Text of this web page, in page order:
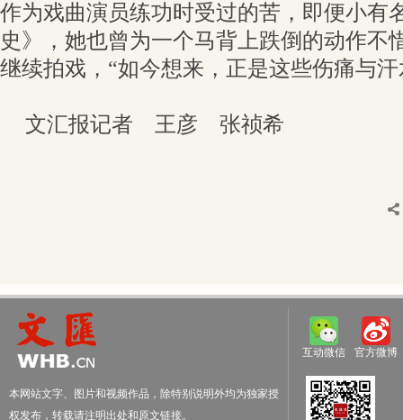
作为戏曲演员练功时受过的苦，即便小
史》，她也曾为一个马背上跌倒的动作不
继续拍戏，“如今想来，正是这些伤痛与
文汇报记者 王彦 张祯希
本网站文字、图片和视频作品，除特别说明外均为独家授
权发布，转载请注明出处和原文链接。
互动微信 官方微博